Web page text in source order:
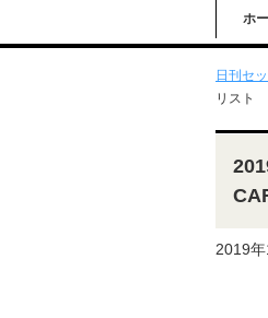
ホ
日刊セ
リスト
2019